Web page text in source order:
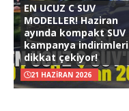
EN UCUZ C SUV
MODELLER! Haziran
ayında kompakt SUV
kampanya indirimleri
dikkat çekiyor!
21 HAZIRAN 2026